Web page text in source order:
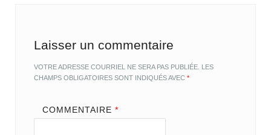
Laisser un commentaire
VOTRE ADRESSE COURRIEL NE SERA PAS PUBLIÉE. LES
CHAMPS OBLIGATOIRES SONT INDIQUÉS AVEC*
COMMENTAIRE *